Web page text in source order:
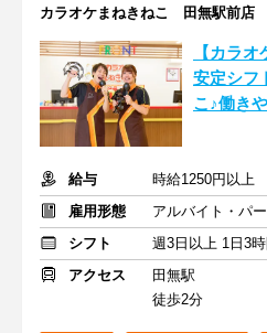
カラオケまねきねこ 田無駅前店
【カラ
安定シフ
こ♪働き
給与
時給1250円以上
雇用形態
アルバイト・パー
シフト
週3日以上 1日3
アクセス
田無駅
徒歩2分